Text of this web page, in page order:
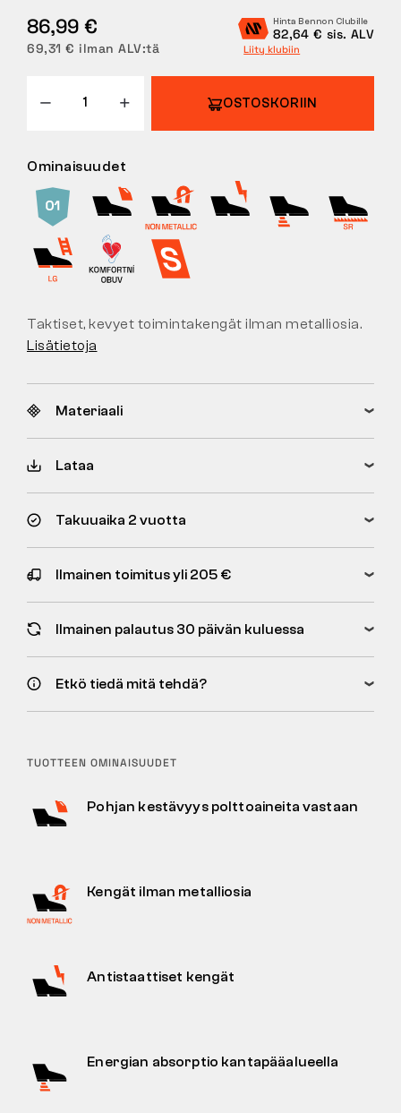
86,99 €
69,31 € ilman ALV:tä
Hinta Bennon Clubille
82,64 € sis. ALV
Liity klubiin
OSTOSKORIIN
Ominaisuudet
Taktiset, kevyet toimintakengät ilman metalliosia.
Lisätietoja
Materiaali
Lataa
Takuuaika 2 vuotta
Ilmainen toimitus yli 205 €
Ilmainen palautus 30 päivän kuluessa
Etkö tiedä mitä tehdä?
TUOTTEEN OMINAISUUDET
Pohjan kestävyys polttoaineita vastaan
Kengät ilman metalliosia
Antistaattiset kengät
Energian absorptio kantapääalueella